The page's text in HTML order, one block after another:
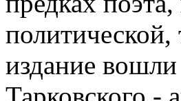
издание